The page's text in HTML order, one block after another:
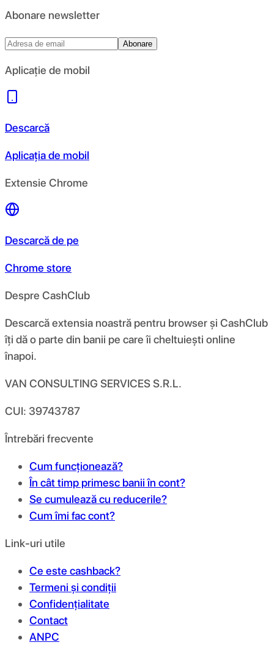
Abonare newsletter
Abonare
Aplicație de mobil
Descarcă
Aplicația de mobil
Extensie Chrome
Descarcă de pe
Chrome store
Despre CashClub
Descarcă extensia noastră pentru browser și CashClub
îți dă o parte din banii pe care îi cheltuiești online
înapoi.
VAN CONSULTING SERVICES S.R.L.
CUI: 39743787
Întrebări frecvente
Cum funcționează?
În cât timp primesc banii în cont?
Se cumulează cu reducerile?
Cum îmi fac cont?
Link-uri utile
Ce este cashback?
Termeni și condiții
Confidențialitate
Contact
ANPC